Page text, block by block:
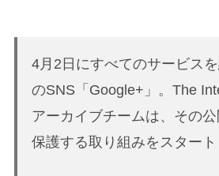
4月2日にすべてのサービス
のSNS「Google+」。The
アーカイブチームは、その
保護する取り組みをスタート